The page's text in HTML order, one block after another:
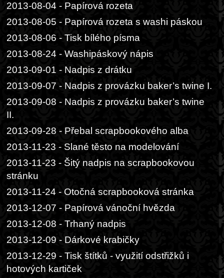
2013-08-04 - Papírová rozeta
2013-08-05 - Papírová rozeta s washi páskou
2013-08-06 - Tisk bílého písma
2013-08-24 - Washipáskový nápis
2013-09-01 - Nadpis z drátku
2013-09-07 - Nadpis z provázku baker’s twine I.
2013-09-08 - Nadpis z provázku baker’s twine
II.
2013-09-28 - Přebal scrapbookového alba
2013-11-23 - Slané těsto na modelování
2013-11-23 - Šitý nadpis na scrapbookovou
stránku
2013-11-24 - Otočná scrapbooková stránka
2013-12-07 - Papírová vánoční hvězda
2013-12-08 - Trhaný nadpis
2013-12-09 - Dárkové krabičky
2013-12-29 - Tisk štítků - využití odstřižků i
hotových kartiček